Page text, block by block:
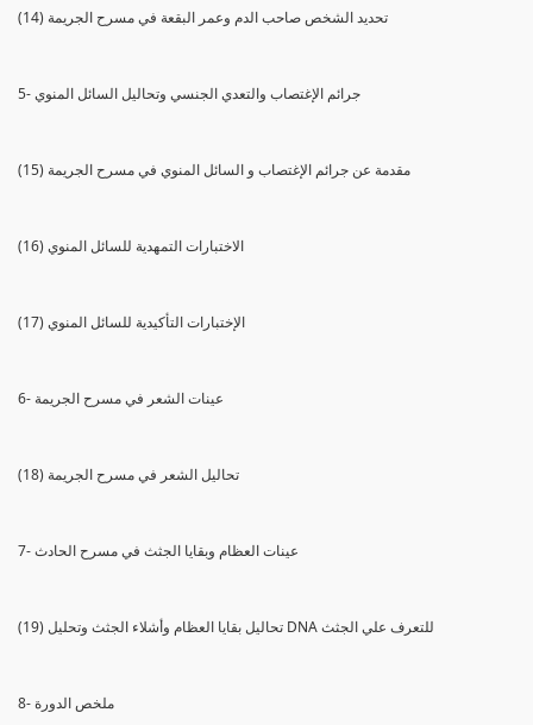
(14) تحديد الشخص صاحب الدم وعمر البقعة في مسرح الجريمة
5- جرائم الإغتصاب والتعدي الجنسي وتحاليل السائل المنوي
(15) مقدمة عن جرائم الإغتصاب و السائل المنوي في مسرح الجريمة
(16) الاختبارات التمهدية للسائل المنوي
(17) الإختبارات التأكيدية للسائل المنوي
6- عينات الشعر في مسرح الجريمة
(18) تحاليل الشعر في مسرح الجريمة
7- عينات العظام وبقايا الجثث في مسرح الحادث
(19) تحاليل بقايا العظام وأشلاء الجثث وتحليل DNA للتعرف علي الجثث
8- ملخص الدورة